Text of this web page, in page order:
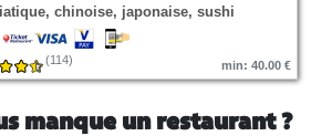
chinoise, japonaise, sushi
(114) min: 40.00 €
manque un restaurant ?